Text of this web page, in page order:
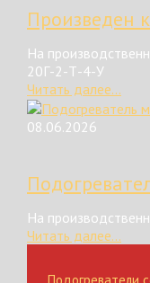
Произведен
На
20Г-2-Т-4-У
Читать далее...
08.06.2026
На
Читать далее...